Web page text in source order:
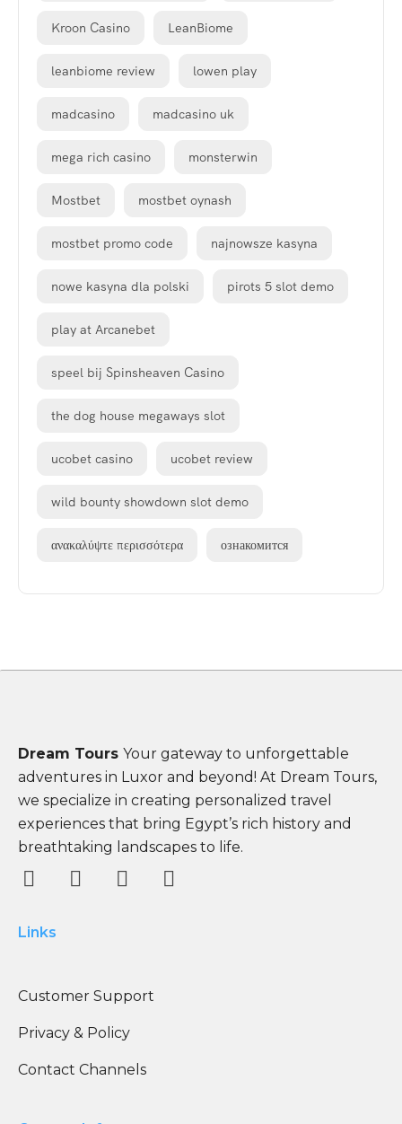
Kroon Casino LeanBiome
leanbiome review lowen play
madcasino madcasino uk
mega rich casino monsterwin
Mostbet mostbet oynash
mostbet promo code najnowsze kasyna
nowe kasyna dla polski pirots 5 slot demo
play at Arcanebet
speel bij Spinsheaven Casino
the dog house megaways slot
ucobet casino ucobet review
wild bounty showdown slot demo
ανακαλύψτε περισσότερα ознакомится
Dream Tours Your gateway to unforgettable
adventures in Luxor and beyond! At Dream Tours,
we specialize in creating personalized travel
experiences that bring Egypt’s rich history and
breathtaking landscapes to life.
Links
Customer Support
Privacy & Policy
Contact Channels